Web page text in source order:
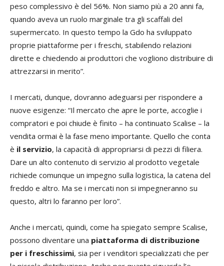
peso complessivo è del 56%. Non siamo più a 20 anni fa,
quando aveva un ruolo marginale tra gli scaffali del
supermercato. In questo tempo la Gdo ha sviluppato
proprie piattaforme per i freschi, stabilendo relazioni
dirette e chiedendo ai produttori che vogliono distribuire di
attrezzarsi in merito”.
I mercati, dunque, dovranno adeguarsi per rispondere a
nuove esigenze: “Il mercato che apre le porte, accoglie i
compratori e poi chiude è finito – ha continuato Scalise – la
vendita ormai è la fase meno importante. Quello che conta
è il servizio, la capacità di appropriarsi di pezzi di filiera.
Dare un alto contenuto di servizio al prodotto vegetale
richiede comunque un impegno sulla logistica, la catena del
freddo e altro. Ma se i mercati non si impegneranno su
questo, altri lo faranno per loro”.
Anche i mercati, quindi, come ha spiegato sempre Scalise,
possono diventare una piattaforma di distribuzione
per i freschissimi, sia per i venditori specializzati che per